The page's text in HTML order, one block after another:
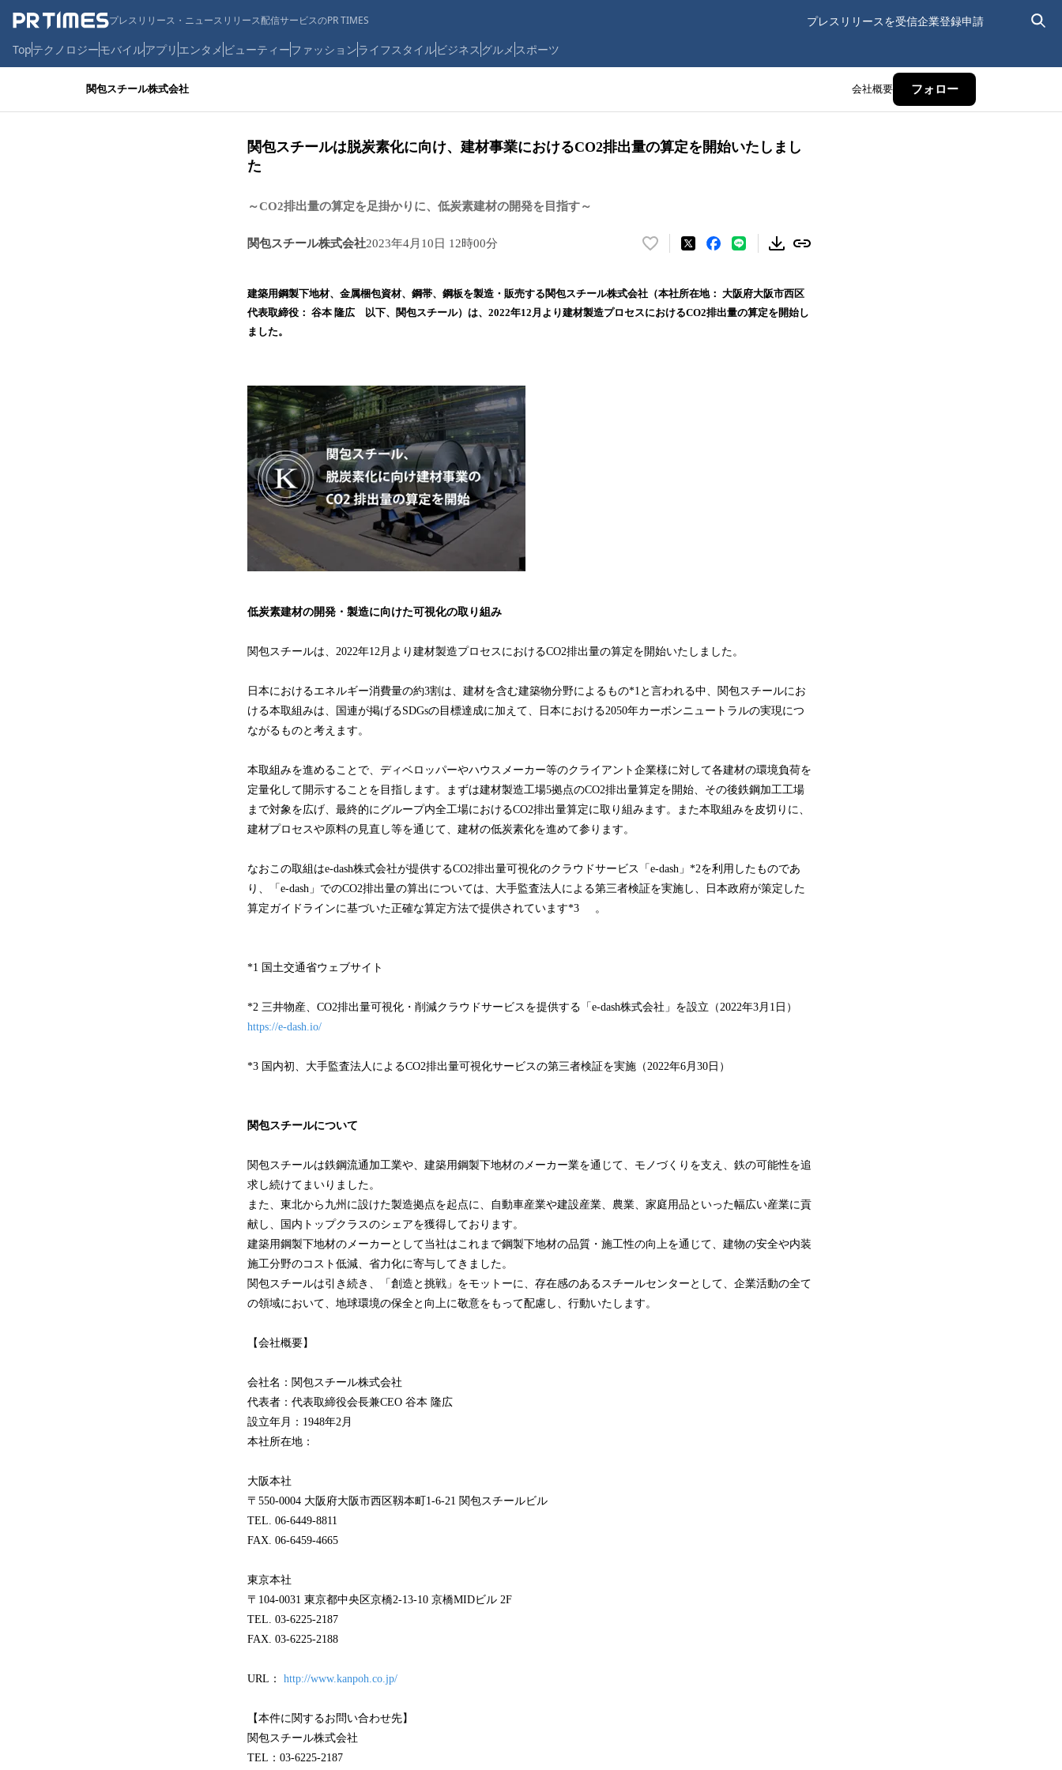
プレスリリース・ニュースリリース配信サービスのPR TIMES プレスリリースを受信企業登録申請
Topテクノロジーモバイルアプリ エンタメ ビューティーファッションライフスタイルビジネス グルメ スポーツ
関包スチール株式会社 会社概要 フォロー
関包スチールは脱炭素化に向け、建材事業におけるCO2排出量の算定を開始いたしまし
た
～CO2排出量の算定を足掛かりに、低炭素建材の開発を目指す～
関包スチール株式会社2023年4月10日 12時00分
い
！
数
建築用鋼製下地材、金属梱包資材、鋼帯、鋼板を製造・販売する関包スチール株式会社（本社所在地： 大阪府大阪市西区
代表取締役： 谷本 隆広 以下、関包スチール）は、2022年12月より建材製造プロセスにおけるCO2排出量の算定を開始し
ました。
低炭素建材の開発・製造に向けた可視化の取り組み
関包スチールは、2022年12月より建材製造プロセスにおけるCO2排出量の算定を開始いたしました。
日本におけるエネルギー消費量の約3割は、建材を含む建築物分野によるもの*1と言われる中、関包スチールにお
ける本取組みは、国連が掲げるSDGsの目標達成に加えて、日本における2050年カーボンニュートラルの実現につ
ながるものと考えます。
本取組みを進めることで、ディベロッパーやハウスメーカー等のクライアント企業様に対して各建材の環境負荷を
定量化して開示することを目指します。まずは建材製造工場5拠点のCO2排出量算定を開始、その後鉄鋼加工工場
まで対象を広げ、最終的にグループ内全工場におけるCO2排出量算定に取り組みます。また本取組みを皮切りに、
建材プロセスや原料の見直し等を通じて、建材の低炭素化を進めて参ります。
なおこの取組はe-dash株式会社が提供するCO2排出量可視化のクラウドサービス「e-dash」*2を利用したものであ
り、「e-dash」でのCO2排出量の算出については、大手監査法人による第三者検証を実施し、日本政府が策定した
算定ガイドラインに基づいた正確な算定方法で提供されています*3 。
*1 国土交通省ウェブサイト
*2 三井物産、CO2排出量可視化・削減クラウドサービスを提供する「e-dash株式会社」を設立（2022年3月1日）
https://e-dash.io/
*3 国内初、大手監査法人によるCO2排出量可視化サービスの第三者検証を実施（2022年6月30日）
関包スチールについて
関包スチールは鉄鋼流通加工業や、建築用鋼製下地材のメーカー業を通じて、モノづくりを支え、鉄の可能性を追
求し続けてまいりました。
また、東北から九州に設けた製造拠点を起点に、自動車産業や建設産業、農業、家庭用品といった幅広い産業に貢
献し、国内トップクラスのシェアを獲得しております。
建築用鋼製下地材のメーカーとして当社はこれまで鋼製下地材の品質・施工性の向上を通じて、建物の安全や内装
施工分野のコスト低減、省力化に寄与してきました。
関包スチールは引き続き、「創造と挑戦」をモットーに、存在感のあるスチールセンターとして、企業活動の全て
の領域において、地球環境の保全と向上に敬意をもって配慮し、行動いたします。
【会社概要】
会社名：関包スチール株式会社
代表者：代表取締役会長兼CEO 谷本 隆広
設立年月：1948年2月
本社所在地：
大阪本社
〒550-0004 大阪府大阪市西区靱本町1-6-21 関包スチールビル
TEL. 06-6449-8811
FAX. 06-6459-4665
東京本社
〒104-0031 東京都中央区京橋2-13-10 京橋MIDビル 2F
TEL. 03-6225-2187
FAX. 03-6225-2188
URL： http://www.kanpoh.co.jp/
【本件に関するお問い合わせ先】
関包スチール株式会社
TEL：03-6225-2187